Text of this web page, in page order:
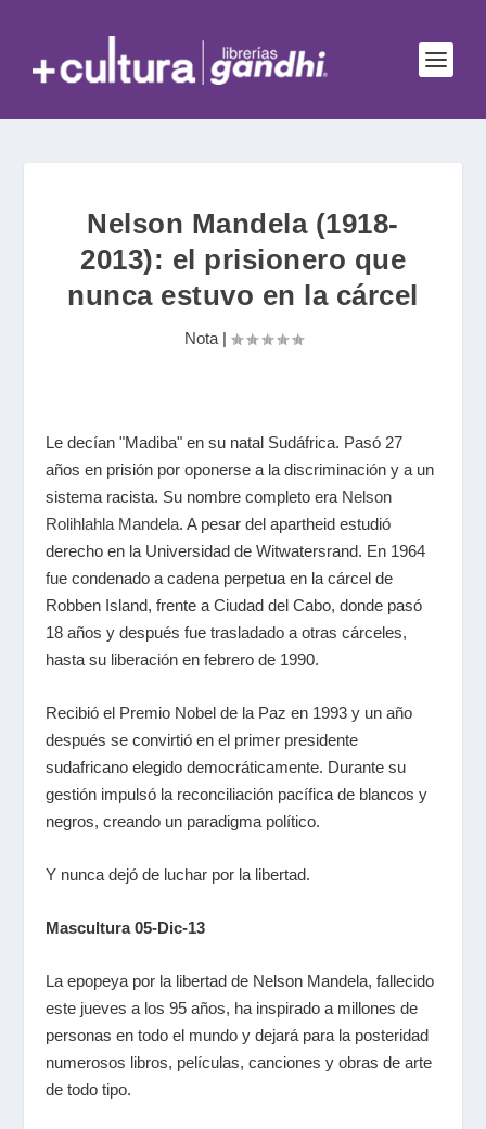
Nelson Mandela (1918-
2013): el prisionero que
nunca estuvo en la cárcel
Nota|
Le decían "Madiba" en su natal Sudáfrica. Pasó 27
años en prisión por oponerse a la discriminación y a un
sistema racista. Su nombre completo era Nelson
Rolihlahla Mandela. A pesar del apartheid estudió
derecho en la Universidad de Witwatersrand. En 1964
fue condenado a cadena perpetua en la cárcel de
Robben Island, frente a Ciudad del Cabo, donde pasó
18 años y después fue trasladado a otras cárceles,
hasta su liberación en febrero de 1990.
Recibió el Premio Nobel de la Paz en 1993 y un año
después se convirtió en el primer presidente
sudafricano elegido democráticamente. Durante su
gestión impulsó la reconciliación pacífica de blancos y
negros, creando un paradigma político.
Y nunca dejó de luchar por la libertad.
Mascultura 05-Dic-13
La epopeya por la libertad de Nelson Mandela, fallecido
este jueves a los 95 años, ha inspirado a millones de
personas en todo el mundo y dejará para la posteridad
numerosos libros, películas, canciones y obras de arte
de todo tipo.